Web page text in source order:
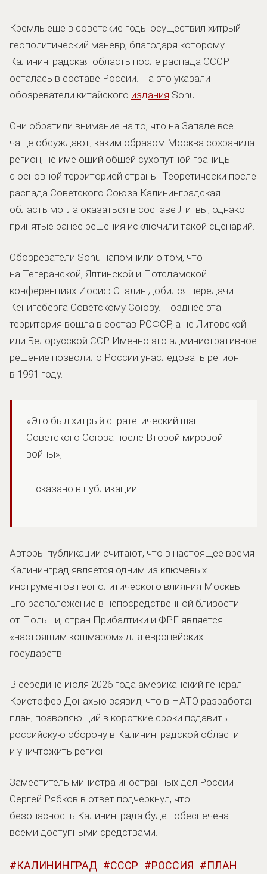
Кремль еще в советские годы осуществил хитрый
геополитический маневр, благодаря которому
Калининградская область после распада СССР
осталась в составе России. На это указали
обозреватели китайского издания Sohu.
Они обратили внимание на то, что на Западе все
чаще обсуждают, каким образом Москва сохранила
регион, не имеющий общей сухопутной границы
с основной территорией страны. Теоретически после
распада Советского Союза Калининградская
область могла оказаться в составе Литвы, однако
принятые ранее решения исключили такой сценарий.
Обозреватели Sohu напомнили о том, что
на Тегеранской, Ялтинской и Потсдамской
конференциях Иосиф Сталин добился передачи
Кенигсберга Советскому Союзу. Позднее эта
территория вошла в состав РСФСР, а не Литовской
или Белорусской ССР. Именно это административное
решение позволило России унаследовать регион
в 1991 году.
«Это был хитрый стратегический шаг
Советского Союза после Второй мировой
войны»,
сказано в публикации.
Авторы публикации считают, что в настоящее время
Калининград является одним из ключевых
инструментов геополитического влияния Москвы.
Его расположение в непосредственной близости
от Польши, стран Прибалтики и ФРГ является
«настоящим кошмаром» для европейских
государств.
В середине июля 2026 года американский генерал
Кристофер Донахью заявил, что в НАТО разработан
план, позволяющий в короткие сроки подавить
российскую оборону в Калининградской области
и уничтожить регион.
Заместитель министра иностранных дел России
Сергей Рябков в ответ подчеркнул, что
безопасность Калининграда будет обеспечена
всеми доступными средствами.
КАЛИНИНГРАД СССР РОССИЯ ПЛАН